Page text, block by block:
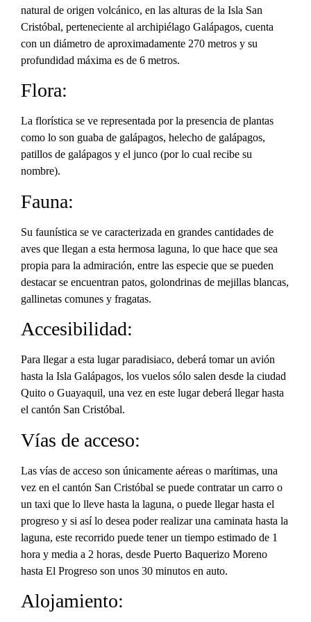
natural de origen volcánico, en las alturas de la Isla San
Cristóbal, perteneciente al archipiélago Galápagos, cuenta
con un diámetro de aproximadamente 270 metros y su
profundidad máxima es de 6 metros.
Flora:
La florística se ve representada por la presencia de plantas
como lo son guaba de galápagos, helecho de galápagos,
patillos de galápagos y el junco (por lo cual recibe su
nombre).
Fauna:
Su faunística se ve caracterizada en grandes cantidades de
aves que llegan a esta hermosa laguna, lo que hace que sea
propia para la admiración, entre las especie que se pueden
destacar se encuentran patos, golondrinas de mejillas blancas,
gallinetas comunes y fragatas.
Accesibilidad:
Para llegar a esta lugar paradisiaco, deberá tomar un avión
hasta la Isla Galápagos, los vuelos sólo salen desde la ciudad
Quito o Guayaquil, una vez en este lugar deberá llegar hasta
el cantón San Cristóbal.
Vías de acceso:
Las vías de acceso son únicamente aéreas o marítimas, una
vez en el cantón San Cristóbal se puede contratar un carro o
un taxi que lo lleve hasta la laguna, o puede llegar hasta el
progreso y si así lo desea poder realizar una caminata hasta la
laguna, este recorrido puede tener un tiempo estimado de 1
hora y media a 2 horas, desde Puerto Baquerizo Moreno
hasta El Progreso son unos 30 minutos en auto.
Alojamiento: